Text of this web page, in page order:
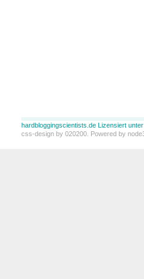
hardbloggingscientists.de Lizensiert
css-design by 020200 . Powered by